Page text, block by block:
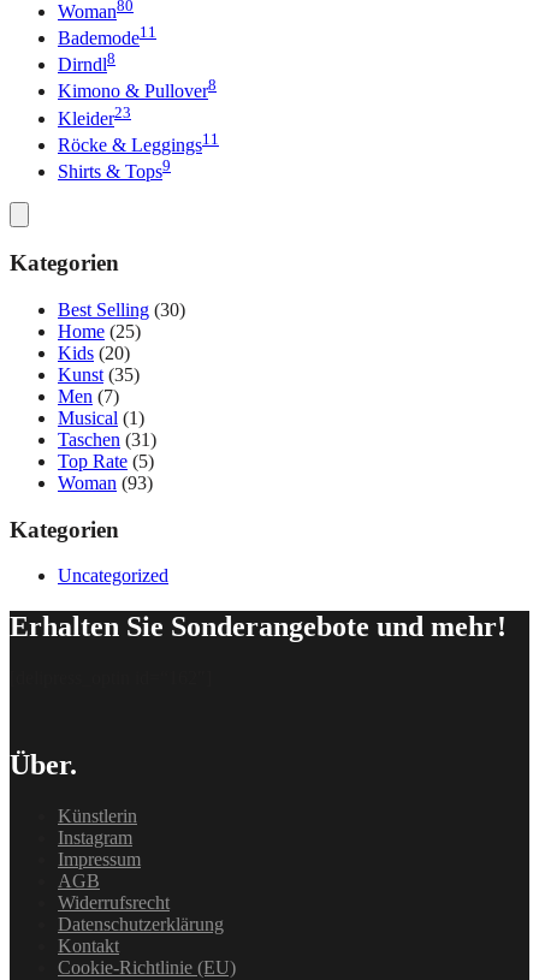
Woman80
Bademode11
Dirndl8
Kimono & Pullover8
Kleider23
Röcke & Leggings11
Shirts & Tops9
Kategorien
Best Selling (30)
Home (25)
Kids (20)
Kunst (35)
Men (7)
Musical (1)
Taschen (31)
Top Rate (5)
Woman (93)
Kategorien
Uncategorized
Erhalten Sie Sonderangebote und mehr!
Über.
Künstlerin
Instagram
Impressum
AGB
Widerrufsrecht
Datenschutzerklärung
Kontakt
Cookie-Richtlinie (EU)